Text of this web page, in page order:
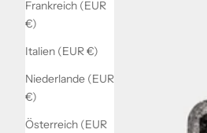
Frankreich (EUR
€)
Italien (EUR €)
Niederlande (EUR
€)
Österreich (EUR